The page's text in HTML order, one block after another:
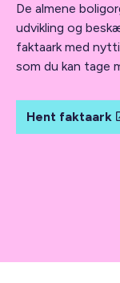
De almene
udvikling og
faktaark med
som du kan tage
Hent faktaark